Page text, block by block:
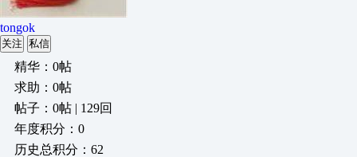
tongok
关注 私信
精华：0帖
求助：0帖
帖子：0帖 | 129回
年度积分：0
历史总积分：62